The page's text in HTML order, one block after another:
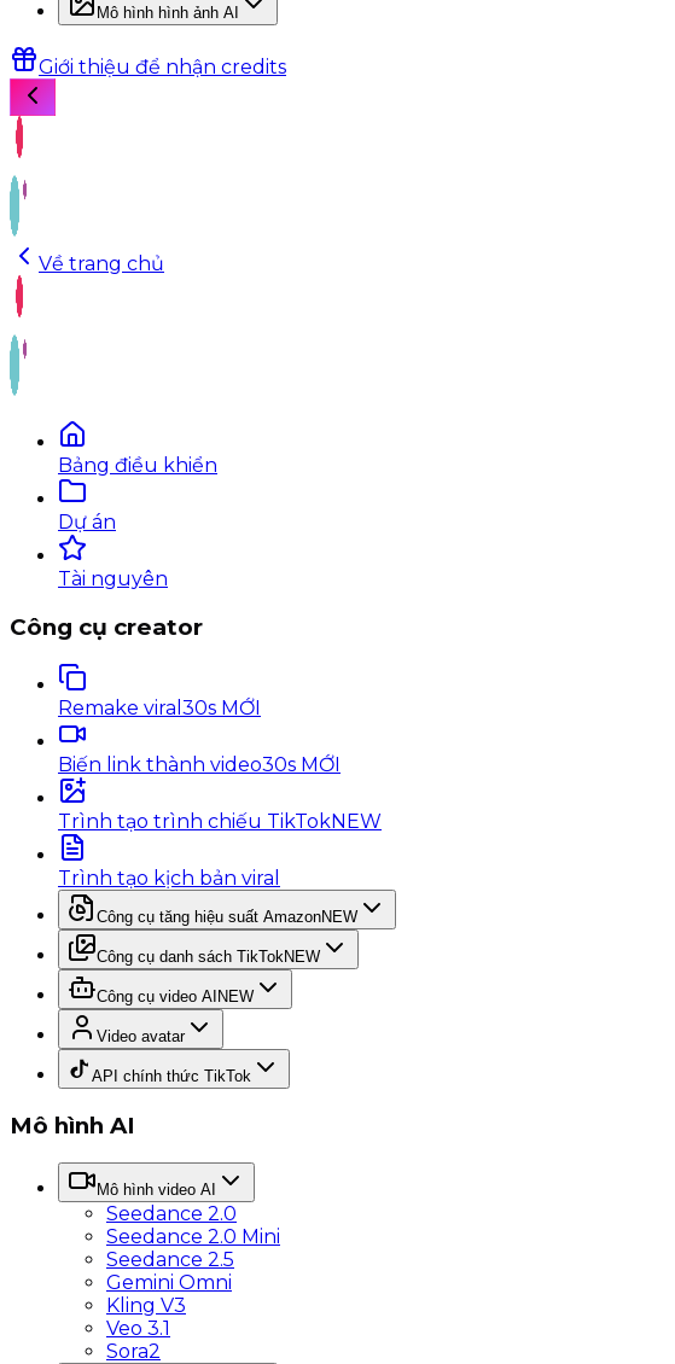
Mô hình hình ảnh AI
Giới thiệu để nhận credits
Về trang chủ
Bảng điều khiển
Dự án
Tài nguyên
Công cụ creator
Remake viral 30s MỚI
Biến link thành video30s MỚI
Trình tạo trình chiếu TikTokNEW
Trình tạo kịch bản viral
Công cụ tăng hiệu suất AmazonNEW
Công cụ danh sách TikTokNEW
Công cụ video AI NEW
Video avatar
API chính thức TikTok
Mô hình AI
Mô hình video AI
Seedance 2.0
Seedance 2.0 Mini
Seedance 2.5
Gemini Omni
Kling V3
Veo 3.1
Sora2